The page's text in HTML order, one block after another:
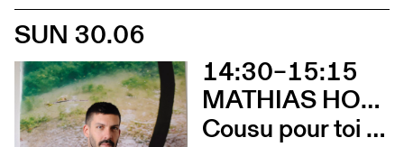
SUN 30.06
14:30–15:15
MATHIAS HOWALD
Cousu pour toi (Lecture)